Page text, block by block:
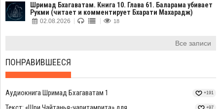
Шримад Бхагаватам. Книга 10. Глава 61. Баларама убивает
Рукми (читает и комментирует Бхарати Махарадж)
02.08.2026 18
Все записи
ПОНРАВИВШЕЕСЯ
Аудиокнига Шримад Бхагаватам 1 +191
+97